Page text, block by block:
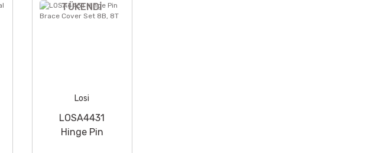
TÜKENDİ
Losi
LOSA4431
Hinge Pin